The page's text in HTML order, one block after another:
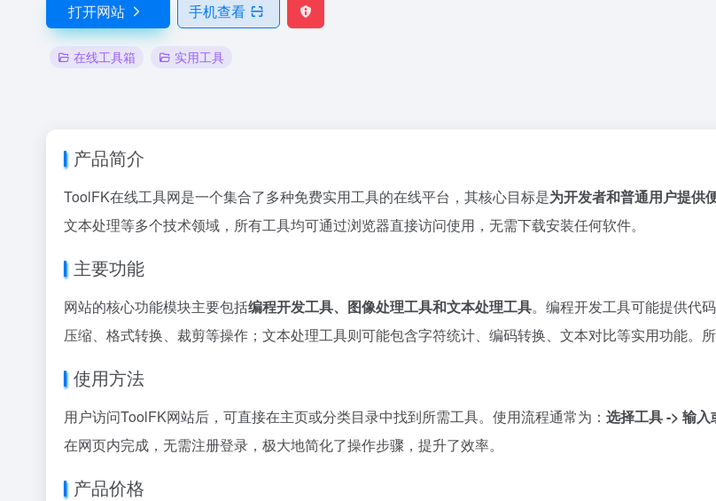
打开网站 手机查看
在线工具箱 实用工具
产品简介
ToolFK在线工具网是一个集合了多种免费实用工具的在线平台，其核心目标是为开发者和普通用户提供
文本处理等多个技术领域，所有工具均可通过浏览器直接访问使用，无需下载安装任何软件。
主要功能
网站的核心功能模块主要包括编程开发工具、图像处理工具和文本处理工具。编程开发工具可能提供代
压缩、格式转换、裁剪等操作；文本处理工具则可能包含字符统计、编码转换、文本对比等实用功能。
使用方法
用户访问ToolFK网站后，可直接在主页或分类目录中找到所需工具。使用流程通常为： 选择工具 -> 输
在网页内完成，无需注册登录，极大地简化了操作步骤，提升了效率。
产品价格